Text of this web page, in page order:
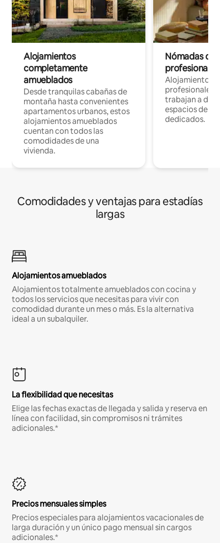
Alojamientos
completamente
amueblados
Desde tranquilas cabañas de
montaña hasta convenientes
apartamentos urbanos, estos
alojamientos amueblados
cuentan con todos las
comodidades de una
vivienda.
Nómadas
Alojamientos
profesionales
trabajan a
espacios de
dedicados.
Comodidades y ventajas para estadías
largas
Alojamientos amueblados
Alojamientos totalmente amueblados con cocina y
todos los servicios que necesitas para vivir con
comodidad durante un mes o más. Es la alternativa
ideal a un subalquiler.
La flexibilidad que necesitas
Elige las fechas exactas de llegada y salida y reserva en
línea con facilidad, sin compromisos ni trámites
adicionales.*
Precios mensuales simples
Precios especiales para alojamientos vacacionales de
larga duración y un único pago mensual sin cargos
adicionales.*